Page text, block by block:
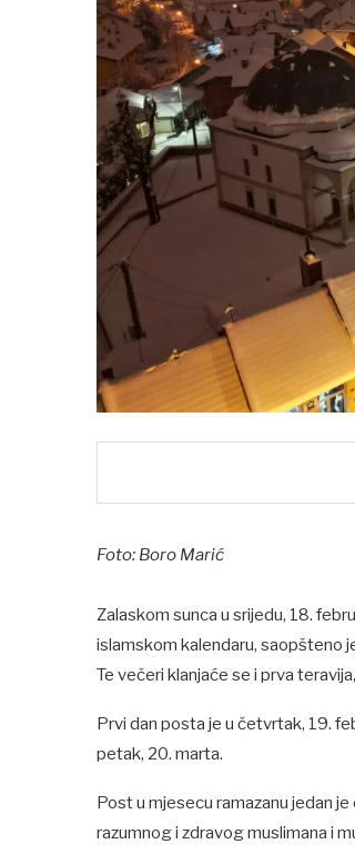
Foto: Boro Marić
Zalaskom sunca u srijedu, 18.
islamskom kalendaru, saopšteno
Te večeri klanjaće se i prva
Prvi dan posta je u četvrtak, 19.
petak, 20. marta.
Post u mjesecu ramazanu jedan
razumnog i zdravog muslimana i